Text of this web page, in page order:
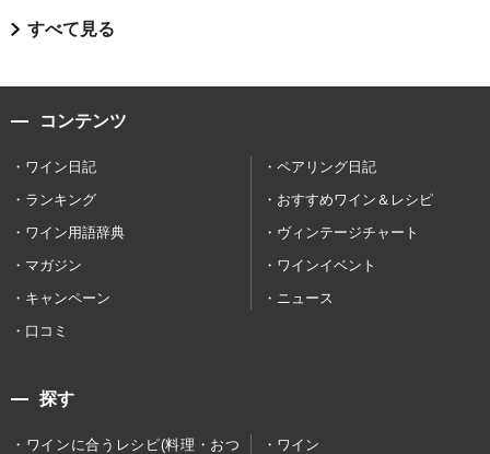
すべて見る
コンテンツ
ワイン日記
ペアリング日記
ランキング
おすすめワイン＆レシピ
ワイン用語辞典
ヴィンテージチャート
マガジン
ワインイベント
キャンペーン
ニュース
口コミ
探す
ワインに合うレシピ(料理・おつ
ワイン